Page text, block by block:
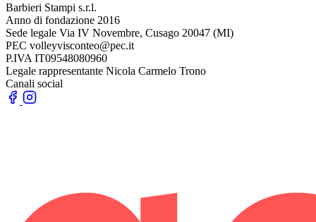
Barbieri Stampi s.r.l.
Anno di fondazione 2016
Sede legale Via IV Novembre, Cusago 20047 (MI)
PEC volleyvisconteo@pec.it
P.IVA IT09548080960
Legale rappresentante Nicola Carmelo Trono
Canali social